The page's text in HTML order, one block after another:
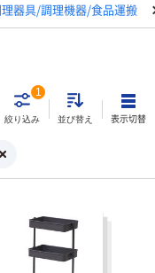
器具/調理機器/食品運搬
絞り込み
1
並び替え 表示切替